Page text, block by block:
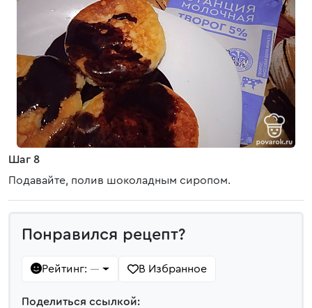
Шаг 8
Подавайте, полив шоколадным сиропом.
Понравился рецепт?
Рейтинг: — В Избранное
Поделиться ссылкой: